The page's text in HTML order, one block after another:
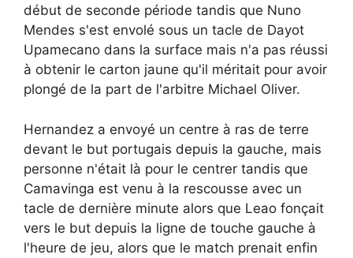
début de seconde période tandis que Nuno
Mendes s'est envolé sous un tacle de Dayot
Upamecano dans la surface mais n'a pas réussi
à obtenir le carton jaune qu'il méritait pour avoir
plongé de la part de l'arbitre Michael Oliver.
Hernandez a envoyé un centre à ras de terre
devant le but portugais depuis la gauche, mais
personne n'était là pour le centrer tandis que
Camavinga est venu à la rescousse avec un
tacle de dernière minute alors que Leao fonçait
vers le but depuis la ligne de touche gauche à
l'heure de jeu, alors que le match prenait enfin